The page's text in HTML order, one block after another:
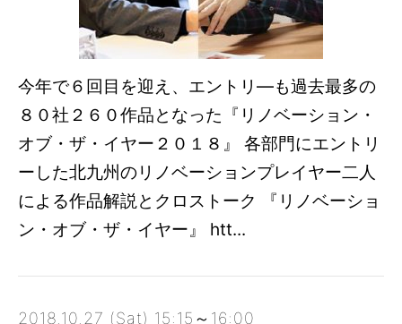
今年で６回目を迎え、エントリ―も過去最多の
８０社２６０作品となった『リノベーション・
オブ・ザ・イヤー２０１８』 各部門にエントリ
ーした北九州のリノベーションプレイヤー二人
による作品解説とクロストーク 『リノベーショ
ン・オブ・ザ・イヤー』 htt...
2018.10.27 (Sat) 15:15～16:00